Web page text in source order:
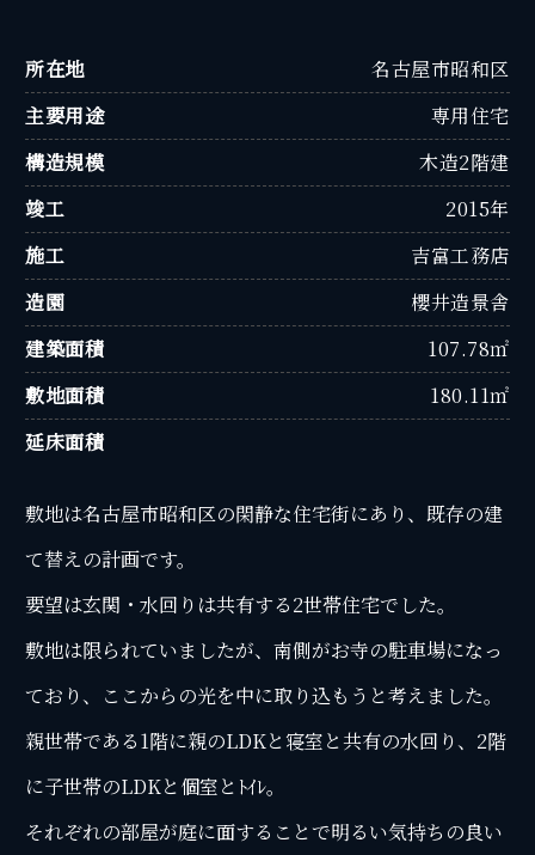
所在地
名古屋市昭和区
主要用途
専用住宅
構造規模
木造2階建
竣工
2015年
施工
吉富工務店
造園
櫻井造景舎
建築面積
107.78㎡
敷地面積
180.11㎡
延床面積
敷地は名古屋市昭和区の閑静な住宅街にあり、既存の建
て替えの計画です。
要望は玄関・水回りは共有する2世帯住宅でした。
敷地は限られていましたが、南側がお寺の駐車場になっ
ており、ここからの光を中に取り込もうと考えました。
親世帯である1階に親のLDKと寝室と共有の水回り、2階
に子世帯のLDKと個室とﾄｲﾚ。
それぞれの部屋が庭に面することで明るい気持ちの良い